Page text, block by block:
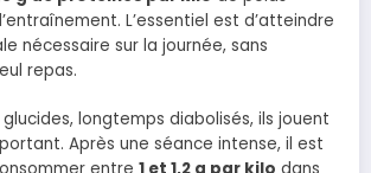
L’essentiel est d’atteindre
nécessaire sur la journée, sans
repas.
longtemps diabolisés, ils jouent
Après une séance intense, il est
entre 1 et 1,2 g par kilo dans